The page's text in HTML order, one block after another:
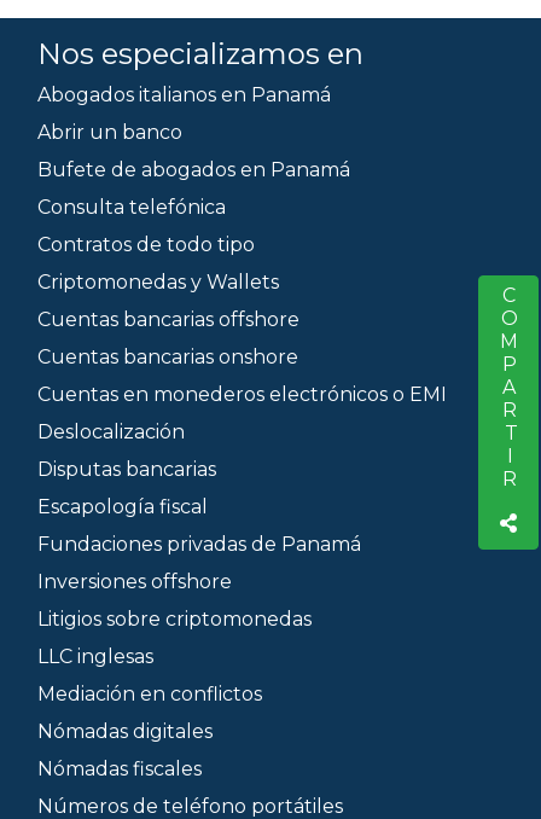
COMPARTIR
Nos especializamos en
Abogados italianos en Panamá
Abrir un banco
Bufete de abogados en Panamá
Consulta telefónica
Contratos de todo tipo
Criptomonedas y Wallets
Cuentas bancarias offshore
Cuentas bancarias onshore
Cuentas en monederos electrónicos o EMI
Deslocalización
Disputas bancarias
Escapología fiscal
Fundaciones privadas de Panamá
Inversiones offshore
Litigios sobre criptomonedas
LLC inglesas
Mediación en conflictos
Nómadas digitales
Nómadas fiscales
Números de teléfono portátiles